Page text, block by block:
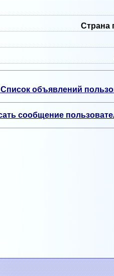
Страна
Список объявлений
сообщение